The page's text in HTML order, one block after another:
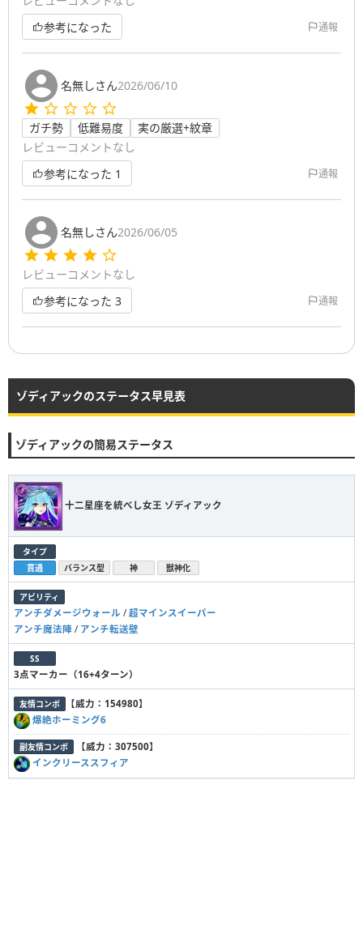
参考になった
通報
名無しさん2026/06/10
ガチ勢 低難易度
実の厳選+紋章
レビューコメントなし
参考になった 1 通報
名無しさん2026/06/05
レビューコメントなし
参考になった 3 通報
ゾディアックのステータス早見表
ゾディアックの簡易ステータス
十二星座を統べし女王 ゾディアック
タイプ
貫通
バランス型 神 獣神化
アビリティ
アンチダメージウォール / 超マインスイーパー
アンチ魔法陣 / アンチ転送壁
SS
3点マーカー（16+4ターン）
友情コンボ 【威力：154980】
爆絶ホーミング6
副友情コンボ 【威力：307500】
インクリーススフィア